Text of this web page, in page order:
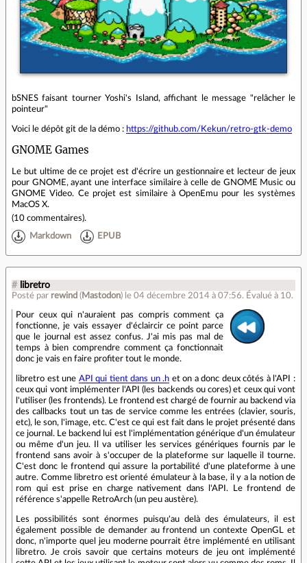
bSNES faisant tourner Yoshi's Island, affichant le message "relâcher le
pointeur"
Voici le dépôt git de la démo : https://github.com/Kekun/retro-gtk-demo
GNOME Games
Le but ultime de ce projet est d'écrire un gestionnaire et lecteur de jeux
pour GNOME, ayant une interface similaire à celle de GNOME Music ou
GNOME Video. Ce projet est similaire à OpenEmu pour les systèmes
MacOS X.
(10 commentaires).
Markdown EPUB
# libretro
Posté par rewind ( Mastodon) le 04 décembre 2014 à 07:56. Évalué à 10.
Pour ceux qui n'auraient pas compris comment ça
fonctionne, je vais essayer d'éclaircir ce point parce
que le journal est assez confus. J'ai mis pas mal de
temps à bien comprendre comment ça fonctionnait
donc je vais en faire profiter tout le monde.
libretro est une API qui tient dans un .h et on a donc deux côtés à l'API :
ceux qui vont implémenter l'API (les backends ou cores) et ceux qui vont
l'utiliser (les frontends). Le frontend est chargé de fournir au backend via
des callbacks tout un tas de service comme les entrées (clavier, souris,
etc), le son, l'image, etc. C'est ce qui est fait dans le projet présenté dans
ce journal. Le backend lui est l'implémentation générique d'un émulateur
ou même d'un jeu. Il va utiliser les services génériques fournis par le
frontend sans avoir à s'occuper de la plateforme sur laquelle il tourne.
C'est donc le frontend qui assure la portabilité d'une plateforme à une
autre. Comme libretro est orienté émulateur à la base, il y a la notion de
rom qui est prise en charge nativement dans l'API. Le frontend de
référence s'appelle RetroArch (un peu austère).
Les possibilités sont énormes puisqu'au delà des émulateurs, il est
également possible de demander au frontend un contexte OpenGL et
donc, n'importe quel jeu moderne pourrait être implémenté en utilisant
libretro. Je crois savoir que certains moteurs de jeu ont implémenté